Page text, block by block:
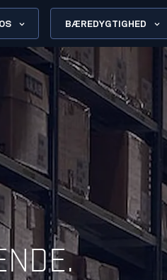
BÆREDYGTIGHED